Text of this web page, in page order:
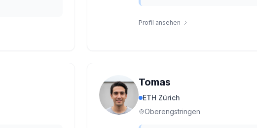
Profil ansehen
Tomas
ETH Zürich
Oberengstringen